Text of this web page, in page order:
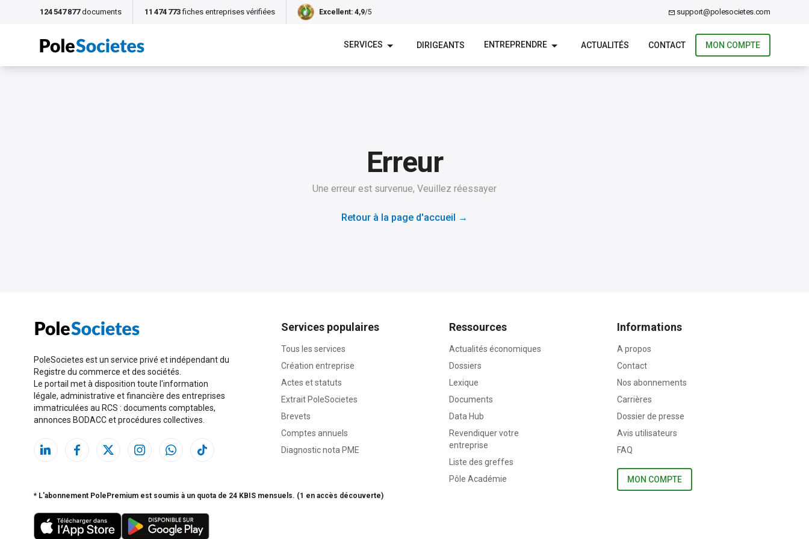
124 547 877 documents 11 474 773 fiches entreprises vérifiées Excellent: 4,9/5 support@polesocietes.com
SERVICES DIRIGEANTS ENTREPRENDRE ACTUALITÉS CONTACT MON COMPTE
Erreur
Une erreur est survenue, Veuillez réessayer
Retour à la page d'accueil →
PoleSocietes est un service privé et indépendant du
Registre du commerce et des sociétés.
Le portail met à disposition toute l'information
légale, administrative et financière des entreprises
immatriculées au RCS : documents comptables,
annonces BODACC et procédures collectives.
Services populaires
Tous les services
Création entreprise
Actes et statuts
Extrait PoleSocietes
Brevets
Comptes annuels
Diagnostic nota PME
Ressources
Actualités économiques
Dossiers
Lexique
Documents
Data Hub
Revendiquer votre
entreprise
Liste des greffes
Pôle Académie
Informations
A propos
Contact
Nos abonnements
Carrières
Dossier de presse
Avis utilisateurs
FAQ
MON COMPTE
* L'abonnement PolePremium est soumis à un quota de 24 KBIS mensuels. (1 en accès découverte)